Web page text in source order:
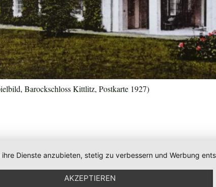
Barockschloss Kittlitz, Postkarte 1927)
Dienste anzubieten, stetig zu verbessern und Werbung
AKZEPTIEREN